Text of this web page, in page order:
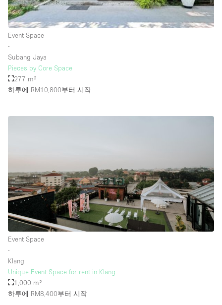
Rooftop / Terrace
Security System
Sound & Video Equipment
Soundproof
Street Level
Water Access
Whitebox / Minimal
Window Display
지하층
1층 앞마당
Event Space
∙
Subang Jaya
Pieces by Core Space
277 m²
하루에 RM10,800부터 시작
Event Space
∙
Klang
Unique Event Space for rent in Klang
1,000 m²
하루에 RM8,400부터 시작